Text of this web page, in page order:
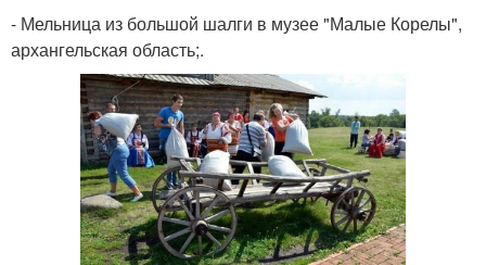
- Мельница из большой шалги в музее "Малые Корелы",
архангельская область;.